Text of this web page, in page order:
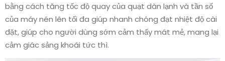
bằng cách tăng tốc độ quay của quạt dàn lạnh và tần số
của máy nén lên tối đa giúp nhanh chóng đạt nhiệt độ cài
đặt, giúp cho người dùng sớm cảm thấy mát mẻ, mang lại
cảm giác sảng khoái tức thì.